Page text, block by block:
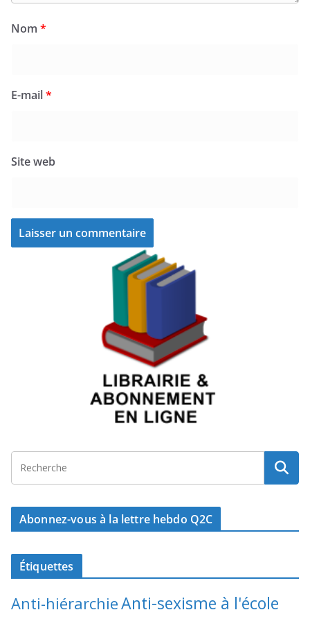
Nom *
E-mail*
Site web
Abonnez-vous à la lettre hebdo Q2C
Étiquettes
Anti-hiérarchieAnti-sexisme à l'école